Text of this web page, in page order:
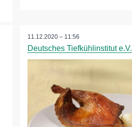
11.12.2020 – 11:56
Deutsches Tiefkühlinstitut e.V.